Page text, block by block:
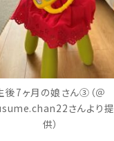
後7ヶ月の娘さん③（＠
さんより提
供）